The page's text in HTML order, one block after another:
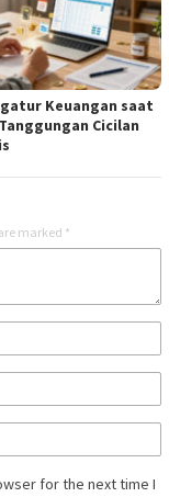
Keuangan saat
Cicilan
marked *
for the next time I